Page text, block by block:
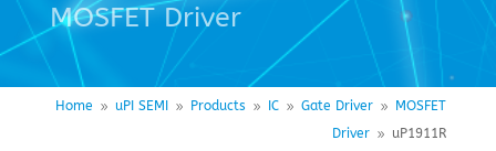
MOSFET Driver
Home 9 uPI SEMI 9 Products 9 IC 9 Gate Driver 9
MOSFET
Driver 9 uP1911R